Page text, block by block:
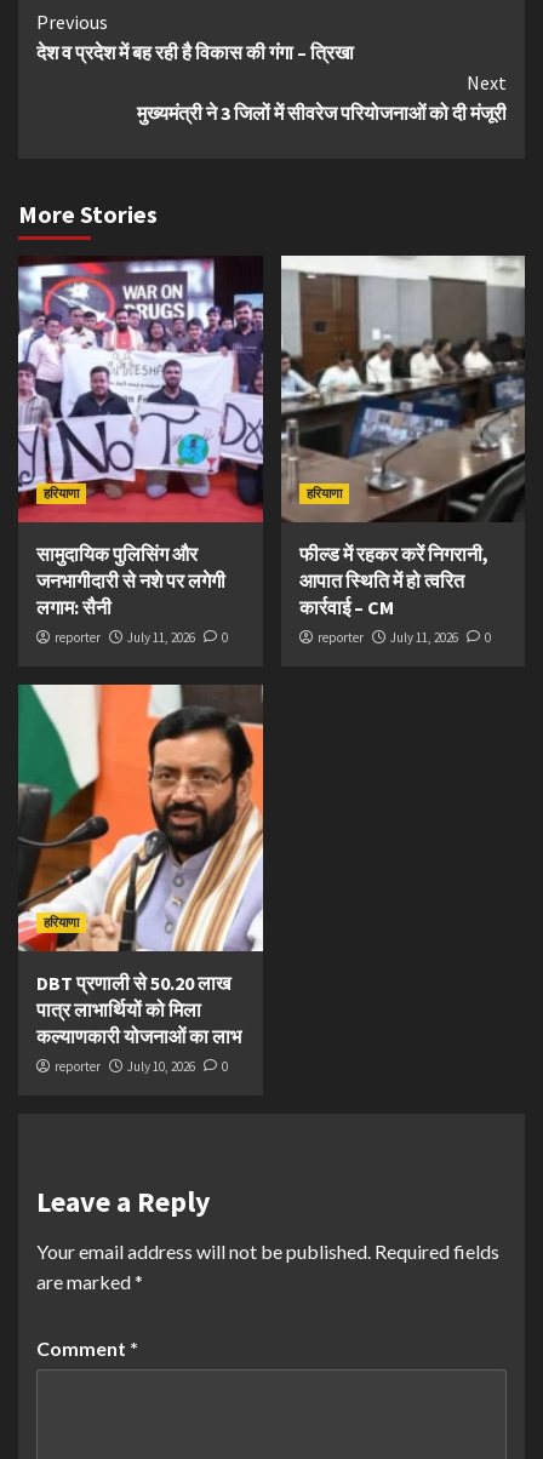
Continue
Reading
Previous
देश व प्रदेश में बह रही है विकास की गंगा – त्रिखा
Next
मुख्यमंत्री ने 3 जिलों में सीवरेज परियोजनाओं को दी मंजूरी
More Stories
हरियाणा
सामुदायिक पुलिसिंग और
जनभागीदारी से नशे पर लगेगी
लगाम: सैनी
reporter July 11, 2026 0
हरियाणा
फील्ड में रहकर करें निगरानी,
आपात स्थिति में हो त्वरित
कार्रवाई – CM
reporter July 11, 2026 0
हरियाणा
DBT प्रणाली से 50.20 लाख
पात्र लाभार्थियों को मिला
कल्याणकारी योजनाओं का लाभ
reporter July 10, 2026 0
Leave a Reply
Your email address will not be published. Required fields
are marked*
Comment *